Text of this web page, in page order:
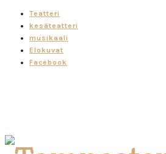
Teatteri
kesäteatteri
musikaali
Elokuvat
Facebook